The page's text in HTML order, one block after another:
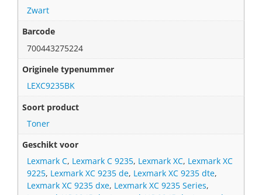
Zwart
Barcode
700443275224
Originele typenummer
LEXC9235BK
Soort product
Toner
Geschikt voor
Lexmark C, Lexmark C 9235, Lexmark XC, Lexmark XC
9225, Lexmark XC 9235 de, Lexmark XC 9235 dte,
Lexmark XC 9235 dxe, Lexmark XC 9235 Series,